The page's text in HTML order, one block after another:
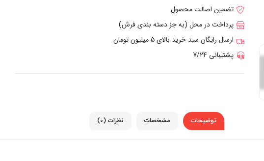
تضمین اصالت محصول
پرداخت در محل (به جز دسته بندی فرش)
ارسال رایگان سبد خرید بالای 5 میلیون تومان
پشتیبانی 7/24
توضیحات مشخصات نظرات (0)